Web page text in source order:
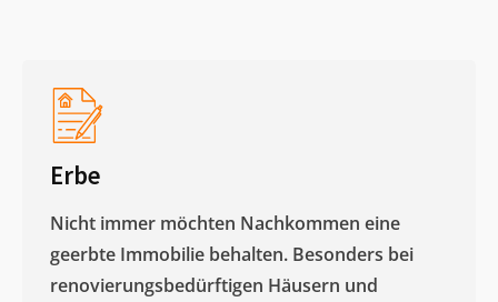
Erbe
Nicht immer möchten Nachkommen eine
geerbte Immobilie behalten. Besonders bei
renovierungsbedürftigen Häusern und